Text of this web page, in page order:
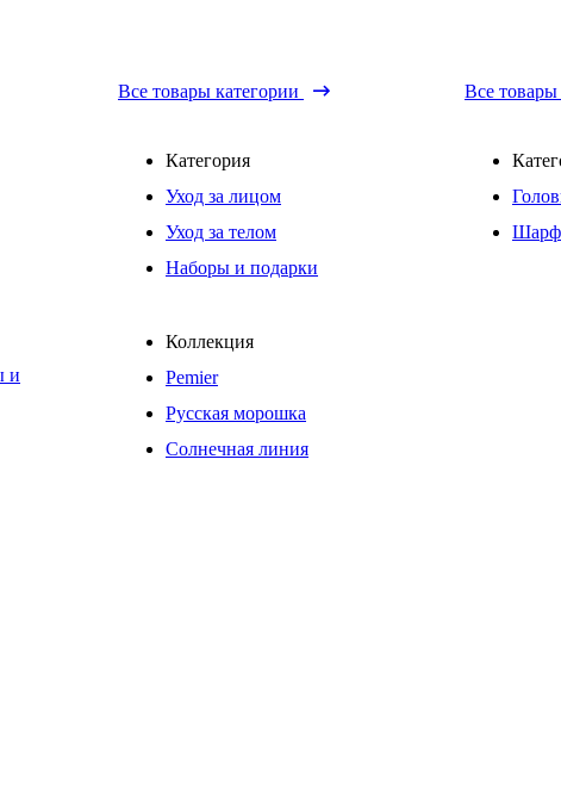
и
Все товары категории
Категория
Уход за лицом
Уход за телом
Наборы и подарки
Коллекция
Pemier
Русская морошка
Солнечная линия
Все